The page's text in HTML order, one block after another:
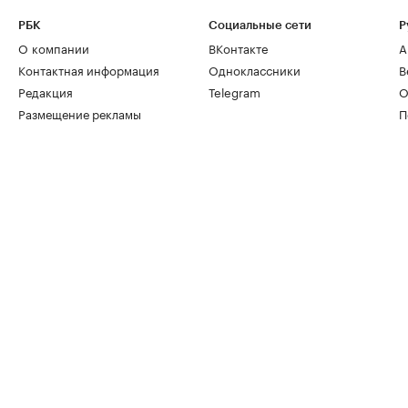
РБК
О компании
Контактная информация
Редакция
Размещение рекламы
Социальные сети
ВКонтакте
Одноклассники
Telegram